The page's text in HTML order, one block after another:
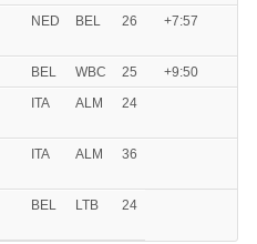
NED BEL 26 +7:57
BEL WBC 25
+9:50
ITA ALM 24
ITA ALM 36
BEL LTB 24